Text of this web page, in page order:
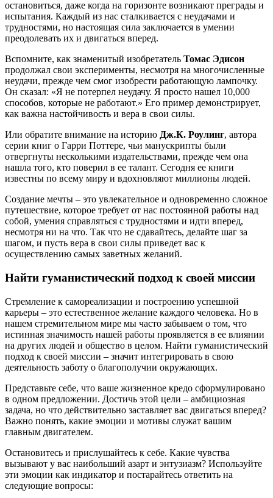
остановиться, даже когда на горизонте возникают преграды и
испытания. Каждый из нас сталкивается с неудачами и
трудностями, но настоящая сила заключается в умении
преодолевать их и двигаться вперед.
Вспомните, как знаменитый изобретатель Томас Эдисон
продолжал свои эксперименты, несмотря на многочисленные
неудачи, прежде чем смог изобрести работающую лампочку.
Он сказал: «Я не потерпел неудачу. Я просто нашел 10,000
способов, которые не работают.» Его пример демонстрирует,
как важна настойчивость и вера в свои силы.
Или обратите внимание на историю Дж.К. Роулинг, автора
серии книг о Гарри Поттере, чьи манускрипты были
отвергнуты несколькими издательствами, прежде чем она
нашла того, кто поверил в ее талант. Сегодня ее книги
известны по всему миру и вдохновляют миллионы людей.
Создание мечты – это увлекательное и одновременно сложное
путешествие, которое требует от нас постоянной работы над
собой, умения справляться с трудностями и идти вперед,
несмотря ни на что. Так что не сдавайтесь, делайте шаг за
шагом, и пусть вера в свои силы приведет вас к
осуществлению самых заветных желаний.
Найти гуманистический подход к своей миссии
Стремление к самореализации и построению успешной
карьеры – это естественное желание каждого человека. Но в
нашем стремительном мире мы часто забываем о том, что
истинная значимость нашей работы проявляется в ее влиянии
на других людей и общество в целом. Найти гуманистический
подход к своей миссии – значит интегрировать в свою
деятельность заботу о благополучии окружающих.
Представьте себе, что ваше жизненное кредо сформулировано
в одном предложении. Достичь этой цели – амбициозная
задача, но что действительно заставляет вас двигаться вперед?
Важно понять, какие эмоции и мотивы служат вашим
главным двигателем.
Остановитесь и прислушайтесь к себе. Какие чувства
вызывают у вас наибольший азарт и энтузиазм? Используйте
эти эмоции как индикатор и постарайтесь ответить на
следующие вопросы: